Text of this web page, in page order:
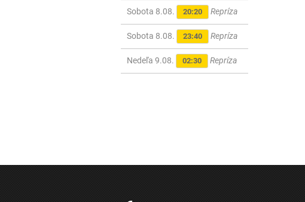
Sobota 8.08. 20:20 Repríza
Sobota 8.08. 23:40 Repríza
Nedeľa 9.08. 02:30 Repríza